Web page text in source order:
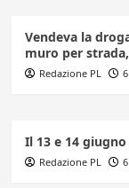
Vendeva la
muro per
Redazione PL
Il 13 e 14
Redazione PL